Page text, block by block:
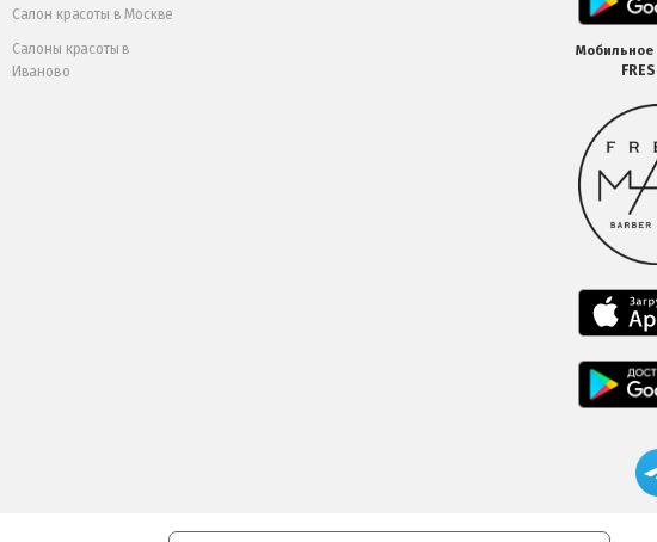
Салон красоты в Москве
Салоны красоты в
Иваново
Мобильное